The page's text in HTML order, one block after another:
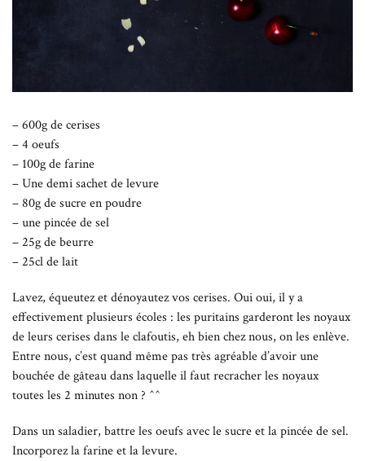
– 600g de cerises
– 4 oeufs
– 100g de farine
– Une demi sachet de levure
– 80g de sucre en poudre
– une pincée de sel
– 25g de beurre
– 25cl de lait
Lavez, équeutez et dénoyautez vos cerises. Oui oui, il y a
effectivement plusieurs écoles : les puritains garderont les noyaux
de leurs cerises dans le clafoutis, eh bien chez nous, on les enlève.
Entre nous, c’est quand même pas très agréable d’avoir une
bouchée de gâteau dans laquelle il faut recracher les noyaux
toutes les 2 minutes non ? ^^
Dans un saladier, battre les oeufs avec le sucre et la pincée de sel.
Incorporez la farine et la levure.